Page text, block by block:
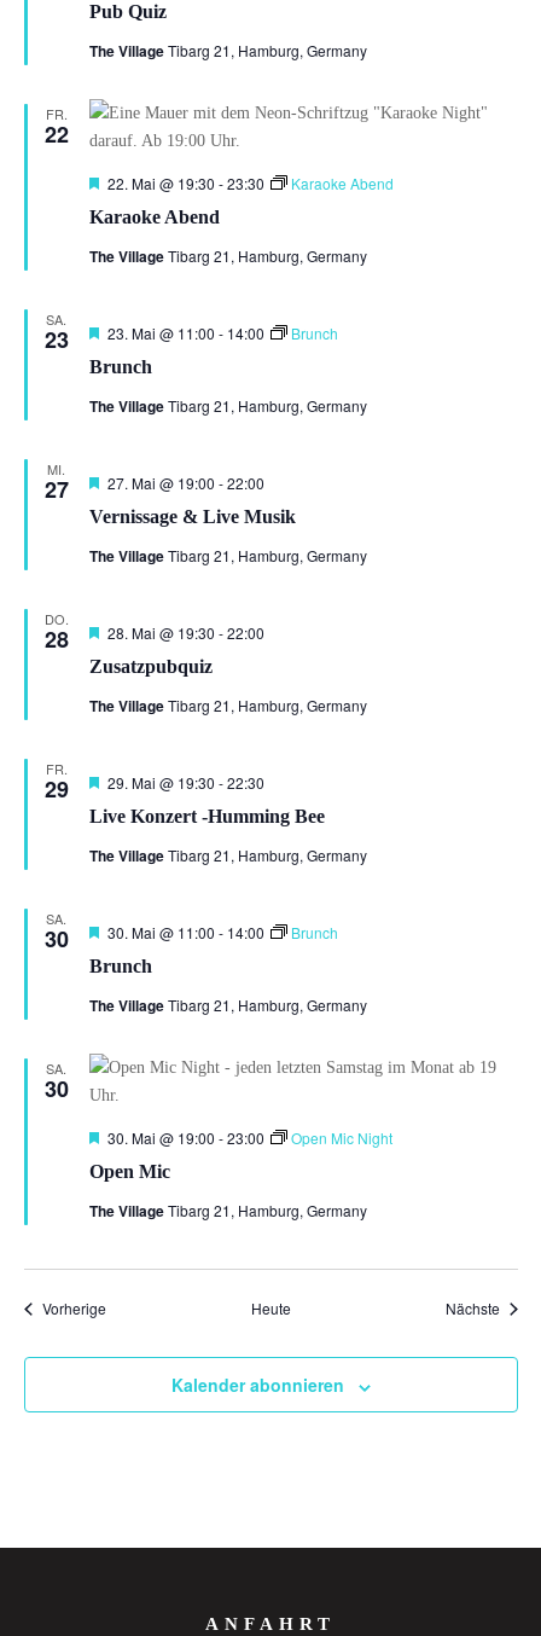
Pub Quiz
The VillageTibarg 21, Hamburg, Germany
FR.
22
Karaoke Abend
Hervorgehoben
22. Mai @ 19:30 -23:30 Karaoke Abend
The VillageTibarg 21, Hamburg, Germany
SA.
23
Brunch
Hervorgehoben
23. Mai @ 11:00 - 14:00 Brunch
The VillageTibarg 21, Hamburg, Germany
MI.
27
Vernissage & Live Musik
Hervorgehoben
27. Mai @ 19:00 -22:00
The VillageTibarg 21, Hamburg, Germany
DO.
28
Zusatzpubquiz
Hervorgehoben
28. Mai @ 19:30 -22:00
The VillageTibarg 21, Hamburg, Germany
FR.
29
Live Konzert -Humming Bee
Hervorgehoben
29. Mai @ 19:30 -22:30
The VillageTibarg 21, Hamburg, Germany
SA.
30
Brunch
Hervorgehoben
30. Mai @ 11:00 - 14:00 Brunch
The VillageTibarg 21, Hamburg, Germany
SA.
30
Open Mic
Hervorgehoben
30. Mai @ 19:00 -23:00 Open Mic Night
The VillageTibarg 21, Hamburg, Germany
VorherigeVeranstaltungen Heute Nächste
Kalender abonnieren
ANFAHRT